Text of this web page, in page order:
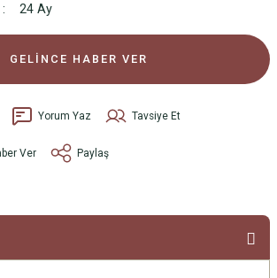
24 Ay
GELİNCE HABER VER
Yorum Yaz Tavsiye Et
Ver Paylaş